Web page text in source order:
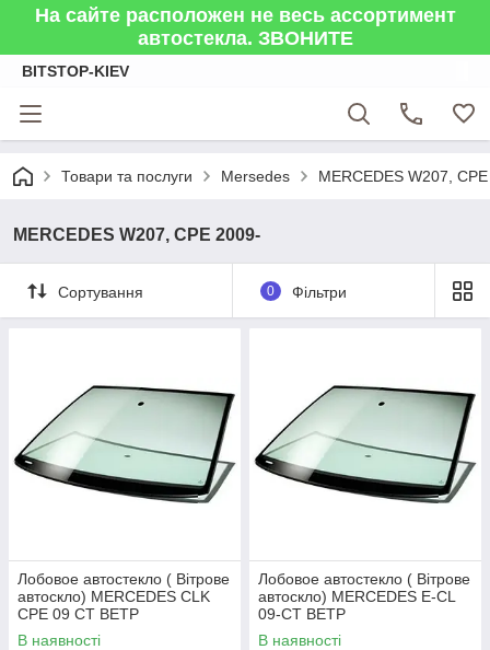
На сайте расположен не весь ассортимент
автостекла. ЗВОНИТЕ
BITSTOP-KIEV
Товари та послуги Mersedes MERCEDES W207,
MERCEDES W207, CPE 2009-
Сортування 0 Фільтри
Лобовое автостекло ( Вітрове
автоскло) MERCEDES CLK
CPE 09 СТ ВЕТР
ЗЛ+ДД+VIN+ДО
В наявності
Лобовое автостекло ( Вітрове
автоскло) MERCEDES E-CL
09-СТ ВЕТР
ЗЛ+АНТ+ДД+VIN+ИНК
В наявності